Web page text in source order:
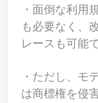
・面倒な利用
も必要なく、
レースも可能で
・ただし、モ
は商標権を侵